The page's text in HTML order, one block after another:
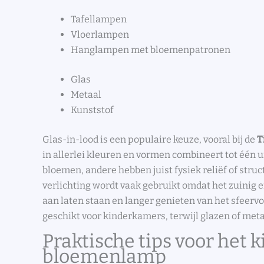
Tafellampen
Vloerlampen
Hanglampen met bloemenpatronen
Glas
Metaal
Kunststof
Glas-in-lood is een populaire keuze, vooral bij de
in allerlei kleuren en vormen combineert tot één
bloemen, andere hebben juist fysiek reliëf of
verlichting wordt vaak gebruikt omdat het zuinig
aan laten staan en langer genieten van het
geschikt voor kinderkamers, terwijl glazen of
Praktische tips voor het
bloemenlamp